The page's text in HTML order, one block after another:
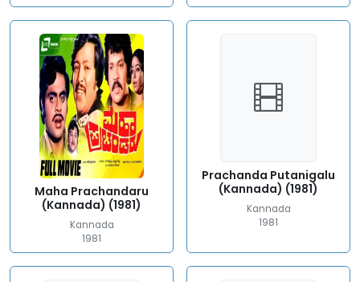
Maha Prachandaru
(Kannada) (1981)
Kannada
1981
Prachanda Putanigalu
(Kannada) (1981)
Kannada
1981